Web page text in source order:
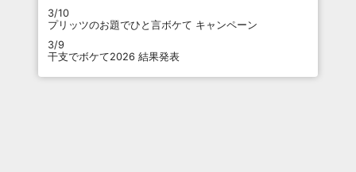
3/10
プリッツのお題でひと言ボケて キャンペーン
3/9
干支でボケて2026 結果発表